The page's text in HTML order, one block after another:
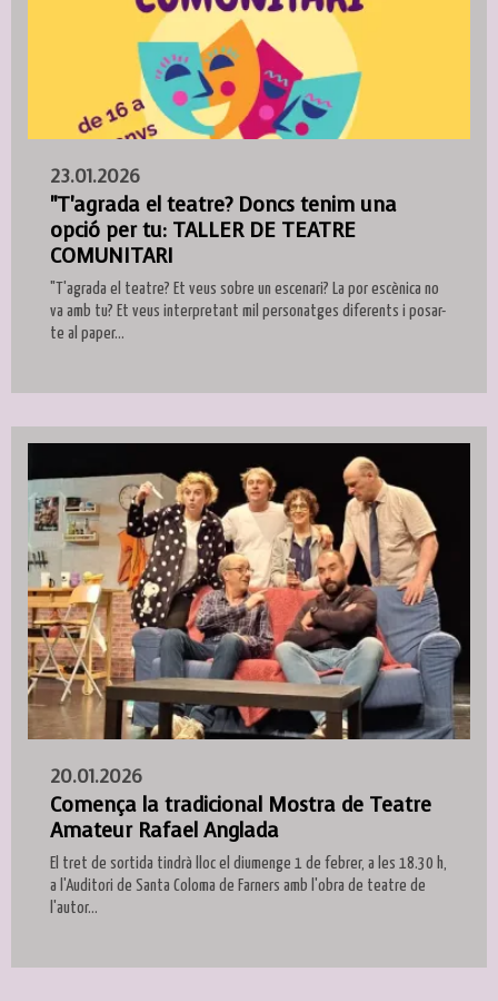
23.01.2026
"T'agrada el teatre? Doncs tenim una
opció per tu: TALLER DE TEATRE
COMUNITARI
"T'agrada el teatre? Et veus sobre un escenari? La por escènica no
va amb tu? Et veus interpretant mil personatges diferents i posar-
te al paper...
20.01.2026
Comença la tradicional Mostra de Teatre
Amateur Rafael Anglada
El tret de sortida tindrà lloc el diumenge 1 de febrer, a les 18.30 h,
a l'Auditori de Santa Coloma de Farners amb l'obra de teatre de
l'autor...